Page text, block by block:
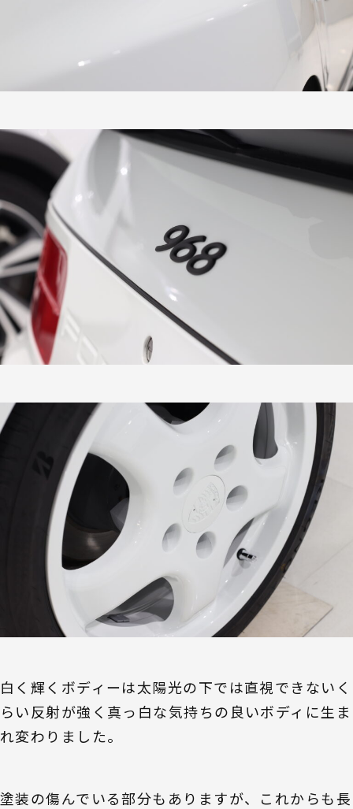
白く輝くボディーは太陽光の下では直視できないく
らい反射が強く真っ白な気持ちの良いボディに生ま
れ変わりました。
塗装の傷んでいる部分もありますが、これからも長